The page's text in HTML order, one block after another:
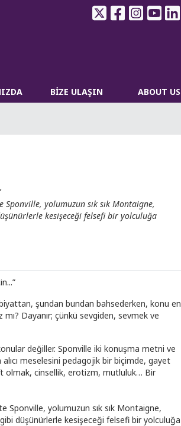
BİZE ULAŞIN ABOUT US
Sponville, yolumuzun sık sık Montaigne,
kesişeceği felsefi bir yolculuğa
şundan bundan bahsederken, konu en
Dayanır; çünkü sevgiden, sevmek ve
değiller. Sponville iki konuşma metni ve
meselesini pedagojik bir biçimde, gayet
olmak, cinsellik, erotizm, mutluluk… Bir
Sponville, yolumuzun sık sık Montaigne,
düşünürlerle kesişeceği felsefi bir yolculuğa